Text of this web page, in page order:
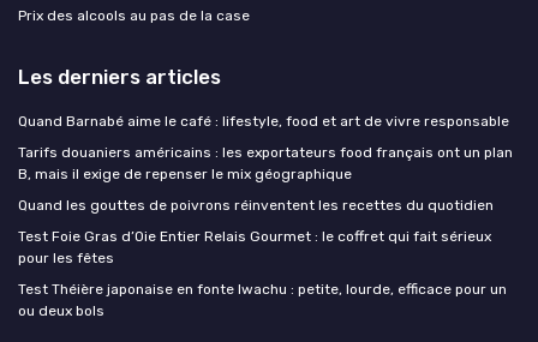
Prix des alcools au pas de la case
Les derniers articles
Quand Barnabé aime le café : lifestyle, food et art de vivre responsable
Tarifs douaniers américains : les exportateurs food français ont un plan
B, mais il exige de repenser le mix géographique
Quand les gouttes de poivrons réinventent les recettes du quotidien
Test Foie Gras d’Oie Entier Relais Gourmet : le coffret qui fait sérieux
pour les fêtes
Test Théière japonaise en fonte Iwachu : petite, lourde, efficace pour un
ou deux bols